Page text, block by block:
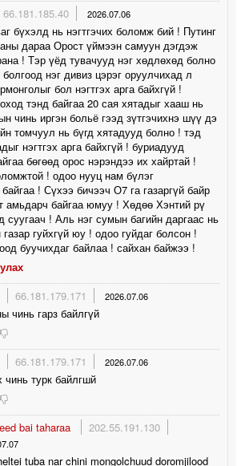
66.181.185.40 2026.07.06
бүхэлд нь нэгтгэчих боломж бий ! Путинг
дараа Орост үймээн самуун дэгдэж
! Тэр үёд тувачууд нэг хөдлөхөд болно
нэг дивиз цэрэг оруулчихад л
бол нэгтгэх арга байхгүй !
тэнд байгаа 20 сая хятадыг хааш нь
чинь иргэн больё гээд зүтгэчихнэ шүү дэ
томчуул нь бүгд хятадууд болно ! тэд
нэгтгэх арга байхгүй ! буриадууд
бөгөөд орос нэрэндээ их хайртай !
! одоо нууц нам бүлэг
! Сүхээ бичээч О7 га газаргүй байр
амьдарч байгаа юмуу ! Хөдөө Хэнтий рү
суугаач ! Аль нэг сумын багийн даргаас нь
гуйхгүй юу ! одоо гуйдаг болсон !
буучихдаг байлаа ! сайхан байжээ !
66.181.179.171 2026.07.06
чинь гарз байлгүй
66.181.179.171 2026.07.06
чинь турк байлгшй
bai taharaa
202.55.191.130
tuba nar chini mongolchuud doromjilood